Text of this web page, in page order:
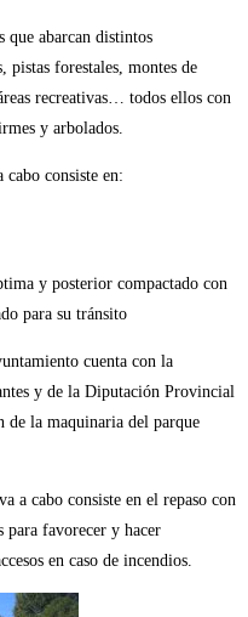
que abarcan distintos
pistas forestales, montes de
recreativas… todos ellos con
y arbolados.
cabo consiste en:
y posterior compactado con
para su tránsito
cuenta con la
y de la Diputación Provincial
de la maquinaria del parque
a cabo consiste en el repaso con
para favorecer y hacer
en caso de incendios.